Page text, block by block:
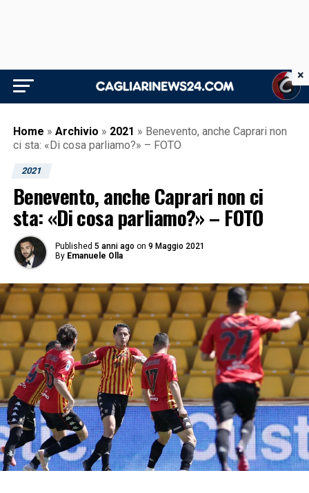
Home » Archivio » 2021 » Benevento, anche Caprari non
ci sta: «Di cosa parliamo?» – FOTO
2021
Benevento, anche Caprari non ci
sta: «Di cosa parliamo?» – FOTO
Published 5 anni ago on 9 Maggio 2021
By Emanuele Olla
×